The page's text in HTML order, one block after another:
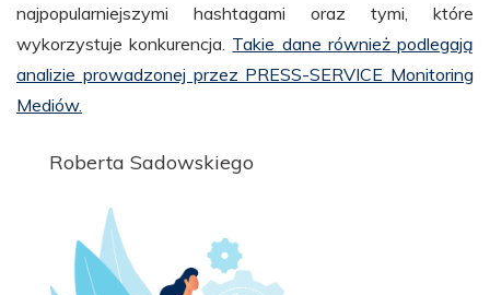
najpopularniejszymi hashtagami oraz tymi, które
wykorzystuje konkurencja. Takie dane również podlegają
analizie prowadzonej przez PRESS-SERVICE Monitoring
Mediów.
Roberta Sadowskiego